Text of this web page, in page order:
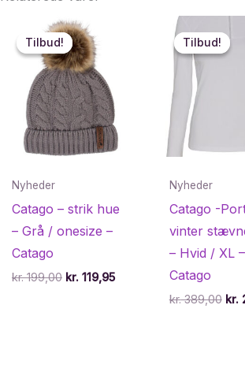
Tilbud!
Tilbud!
Nyheder
Catago – strik hue
– Grå / onesize –
Catago
kr.199,00 Den
kr. 119,95Den
Tilbud!
Tilbud!
Nyheder
Catago -
vinter
– Hvid / XL –
Catago
kr.389,00 kr.